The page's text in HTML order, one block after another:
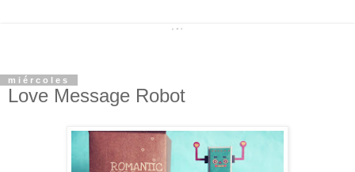
miércoles
Love Message Robot